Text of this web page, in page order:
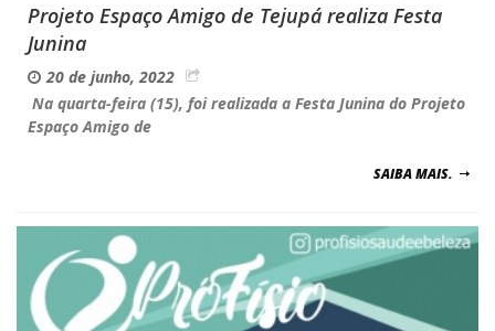
Projeto Espaço Amigo de Tejupá realiza Festa
Junina
20 de junho, 2022
Na quarta-feira (15), foi realizada a Festa Junina do Projeto
Espaço Amigo de
SAIBA MAIS.